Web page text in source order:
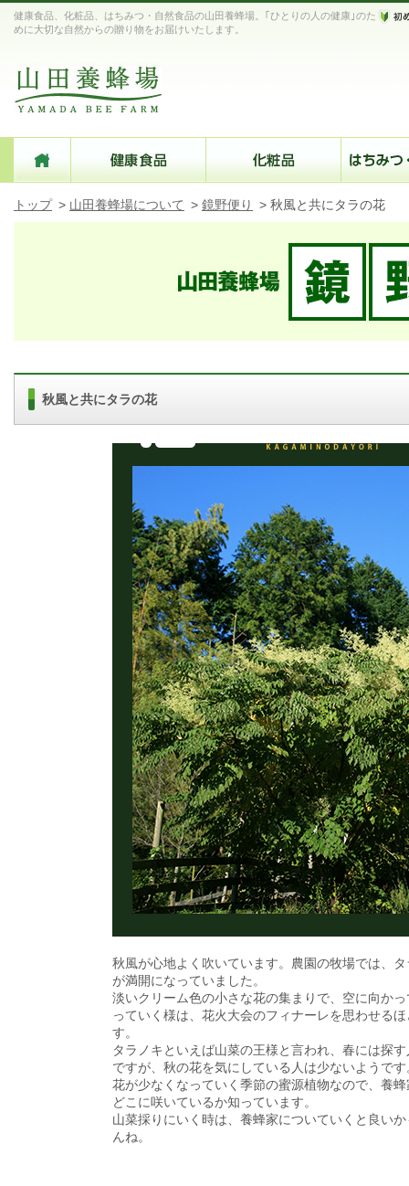
健康食品、化粧品、はちみつ・自然食品の山田養蜂場。｢ひとりの人の健康｣のた
めに大切な自然からの贈り物をお届けいたします。
トップ > 山田養蜂場について > 鏡野便り > 秋風と共にタラの花
秋風と共にタラの花
秋風が心地よく吹いています。農園の牧場では、
が満開になっていました。
淡いクリーム色の小さな花の集まりで、空に向か
っていく様は、花火大会のフィナーレを思わせる
す。
タラノキといえば山菜の王様と言われ、春には探
ですが、秋の花を気にしている人は少ないようです
花が少なくなっていく季節の蜜源植物なので、養
どこに咲いているか知っています。
山菜採りにいく時は、養蜂家についていくと良い
んね。